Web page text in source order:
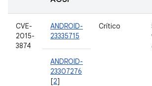
CVE-
2015-
3874
ANDROID-
23335715
Crítico
ANDROID-
23307276
[2]